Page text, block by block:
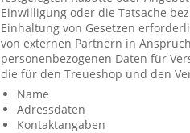
Einwilligung oder die Tatsache
Einhaltung von Gesetzen
von externen Partnern in
personenbezogenen Daten für
die für den Treueshop und den
Name
Adressdaten
Kontaktangaben